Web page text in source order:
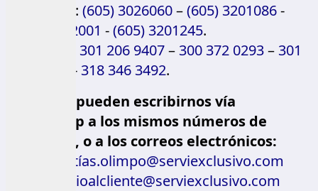
Teléfonos: (605) 3026060–(605) 3201086-
(605) 3202001 -(605) 3201245.
301 206 9407– 300 372 0293– 301
- 318 346 3492.
También pueden escribirnos vía
WhatsApp a los mismos números de
celulares, o a los correos electrónicos:
garantías.olimpo@serviexclusivo.com
servicioalcliente@serviexclusivo.com